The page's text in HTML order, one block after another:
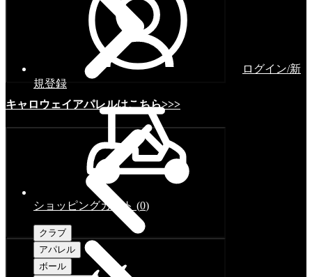
キャロウェイアパレルはこちら>>>
ログイン/新
規登録
ショッピングカート (0)
クラブ
アパレル
ボール